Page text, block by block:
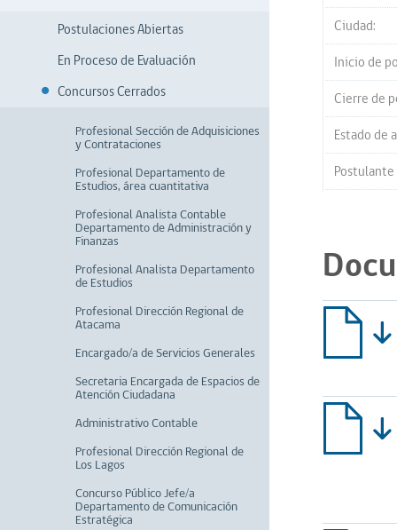
Postulaciones Abiertas
En Proceso de Evaluación
Concursos Cerrados
Profesional Sección de Adquisiciones
y Contrataciones
Profesional Departamento de
Estudios, área cuantitativa
Profesional Analista Contable
Departamento de Administración y
Finanzas
Profesional Analista Departamento
de Estudios
Profesional Dirección Regional de
Atacama
Encargado/a de Servicios Generales
Secretaria Encargada de Espacios de
Atención Ciudadana
Administrativo Contable
Profesional Dirección Regional de
Los Lagos
Concurso Público Jefe/a
Departamento de Comunicación
Estratégica
Ciudad:
Inicio de
Cierre de
Estado de